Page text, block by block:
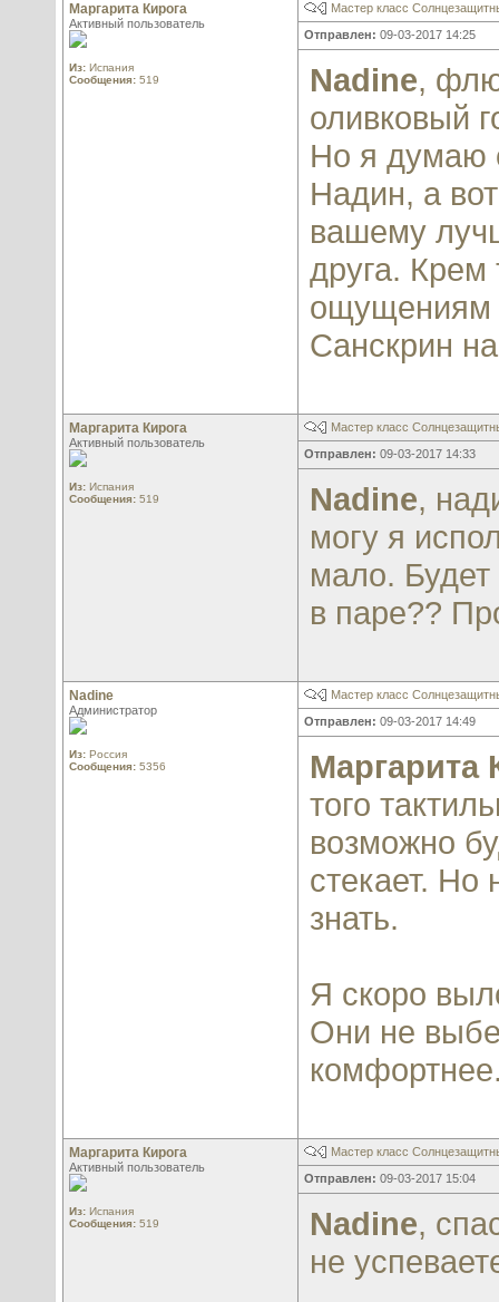
Маргарита Кирога
Активный пользователь
Из: Испания
Сообщения: 519
Мастер класс
Отправлен: 09-03-2017 14:25
Nadine,
оливковый
Но я думаю
Надин, а
вашему
друга. Крем
ощущениям
Санскрин
Маргарита Кирога
Активный пользователь
Из: Испания
Сообщения: 519
Мастер класс
Отправлен: 09-03-2017 14:33
Nadine,
могу я
мало.
в паре??
Nadine
Администратор
Из: Россия
Сообщения: 5356
Мастер класс
Отправлен: 09-03-2017 14:49
Маргарита
того
возможно
стекает. Но
знать.
Я скоро
Они не
Маргарита Кирога
Активный пользователь
Из: Испания
Сообщения: 519
Мастер класс
Отправлен: 09-03-2017 15:04
Nadine,
не